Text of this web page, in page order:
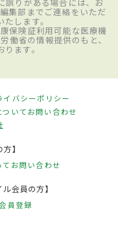
誤りがある場合には、お
集部までご連絡をいただ
します。
保険証利用可能な医療機
働省の情報提供のもと、
ます。
イバシーポリシー
いてお問い合わせ
】
お問い合わせ
会員の方】
員登録